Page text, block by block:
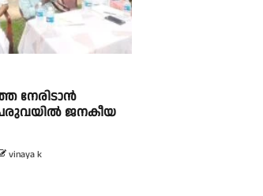
നേരിടാൻ
ജനകീയ
vinaya k